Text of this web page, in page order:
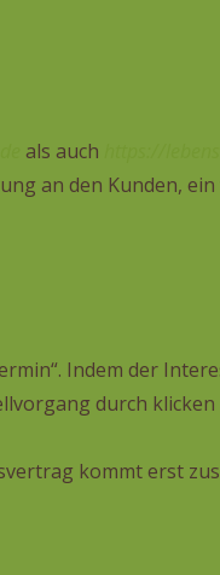
als auch
an den Kunden,
Indem der
durch
kommt erst